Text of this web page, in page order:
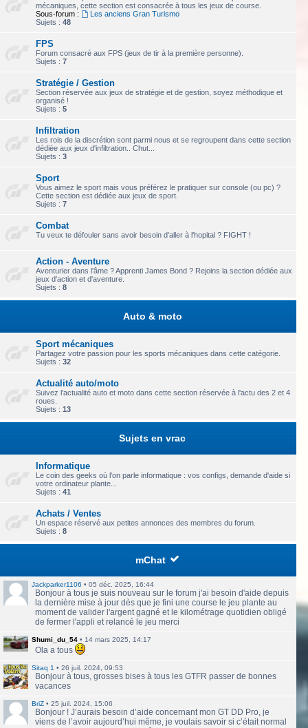
mécaniques, cette section est consacrée à tous les jeux de course.
Sous-forum :
Les anciens Gran Turismo
Sujets : 48
FPS
Forum consacré aux FPS (jeux de tir à la première personne).
Sujets : 7
Stratégie / Gestion
Section réservée aux jeux de stratégie et de gestion, soyez méthodique et
organisé !
Sujets : 5
Infiltration
Les rois de la discrétion sont parmi nous et se regroupent dans cette section
dédiée aux jeux d'infiltration.. Chut...
Sujets : 3
Sport
Vous aimez le sport mais vous préférez le pratiquer sur console (ou pc) ?
Cette section est dédiée aux jeux de sport.
Sujets : 7
Combat
Tu veux te défouler sans avoir besoin d'aller à l'hopital ? FIGHT !
Action - Aventure
Aventurier dans l'âme ? Apprenti James Bond ? Rejoins la section dédiée aux
jeux d'action et d'aventure.
Sujets : 8
Auto & moto
Sport mécaniques
Partagez votre passion pour les sports mécaniques dans cette catégorie.
Sujets : 32
Actualité auto/moto
Suivez l'actualité auto et moto dans cette section réservée à l'actu des 2 et 4
roues.
Sujets : 13
Sujets en vrac
Informatique
Le coin des geeks où l'on parle informatique : vos configs, demande d'aide si
votre ordinateur plante...
Sujets : 41
Achats / Ventes
Un espace réservé aux petites annonces des membres du forum.
Sujets : 8
mChat
Jackparker1106 • 05 déc. 2025, 16:44
Bonjour à tous je suis nouveau sur le forum j'ai besoin d'aide depuis
la dernière mise à jour dès que je fini une course le jeu plante au
moment de valider l'argent gagné et le kilométrage quotidien obligé
de fermer l'appli et relancé le jeu merci
Shumi_du_54 • 14 mars 2025, 14:17
Ola a tous
Sitaq 1 • 26 juil. 2024, 09:53
Bonjour à tous, grosses bises à tous les GTFR passer de bonnes
vacances
BriZ • 25 juil. 2024, 15:06
Bonjour ! J’aurais besoin d’aide concernant mon GT DD Pro, je
viens de l’avoir aujourd’hui même, je voulais savoir si c’était normal